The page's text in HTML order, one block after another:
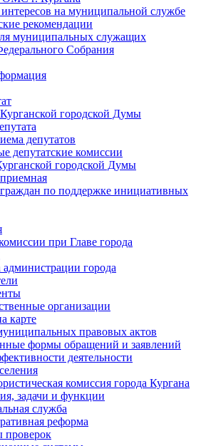
на муниципальной службе
рекомендации
муниципальных служащих
Cобрания
городской Думы
депутатов
депутатские комиссии
городской Думы
по поддержке инициативных
при Главе города
администрации города
организации
карте
правовых актов
формы обращений и заявлений
деятельности
комиссия города Кургана
задачи и функции
служба
реформа
проверок